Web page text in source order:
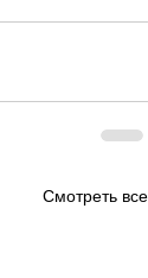
Смотреть все